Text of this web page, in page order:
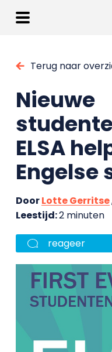
Terug naar
Nieuwe
ELSA
Engelse
DoorLotte Gerritse
Leestijd:2 minuten
reageer